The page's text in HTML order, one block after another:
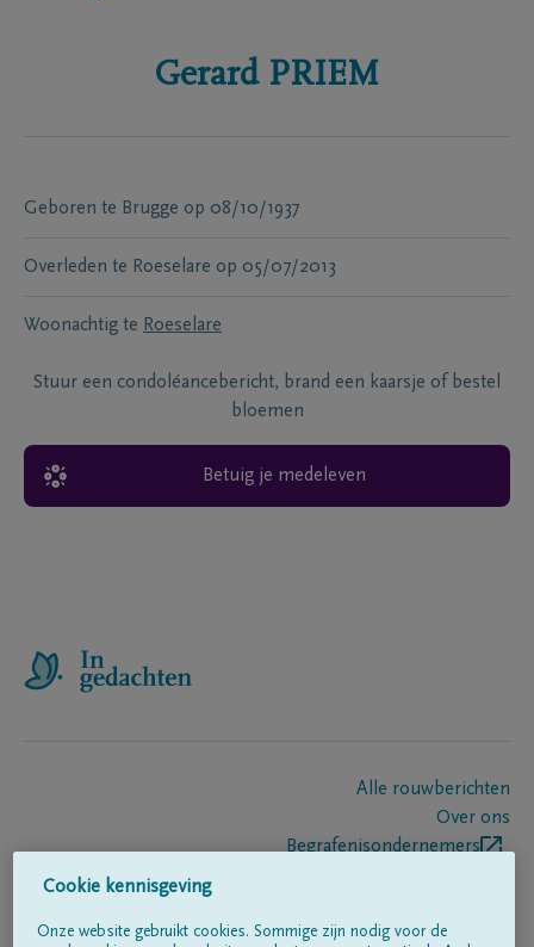
Gerard PRIEM
Geboren te Brugge op 08/10/1937
Overleden te Roeselare op 05/07/2013
Woonachtig te Roeselare
Stuur een condoléancebericht, brand een kaarsje of bestel
bloemen
Betuig je medeleven
Alle rouwberichten
Over ons
Begrafenisondernemers
Cookie kennisgeving
Onze website gebruikt cookies. Sommige zijn nodig voor de